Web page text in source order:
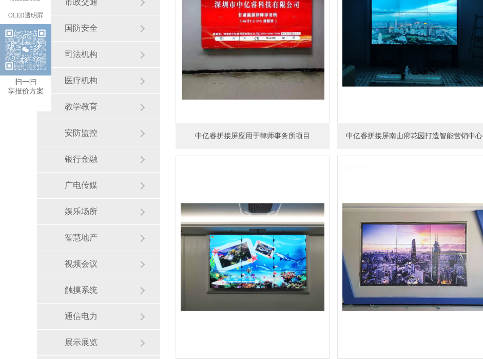
市政交通
国防安全
司法机构
医疗机构
教学教育
安防监控
银行金融
广电传媒
娱乐场所
智慧地产
视频会议
触摸系统
通信电力
展示展览
中亿睿拼接屏应用于律师事务所项目 中亿睿拼接屏南山府花园打造智能营销中心
OLED透明屛
扫一扫
享报价方案